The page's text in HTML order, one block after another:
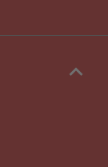
keyboard_arrow_up